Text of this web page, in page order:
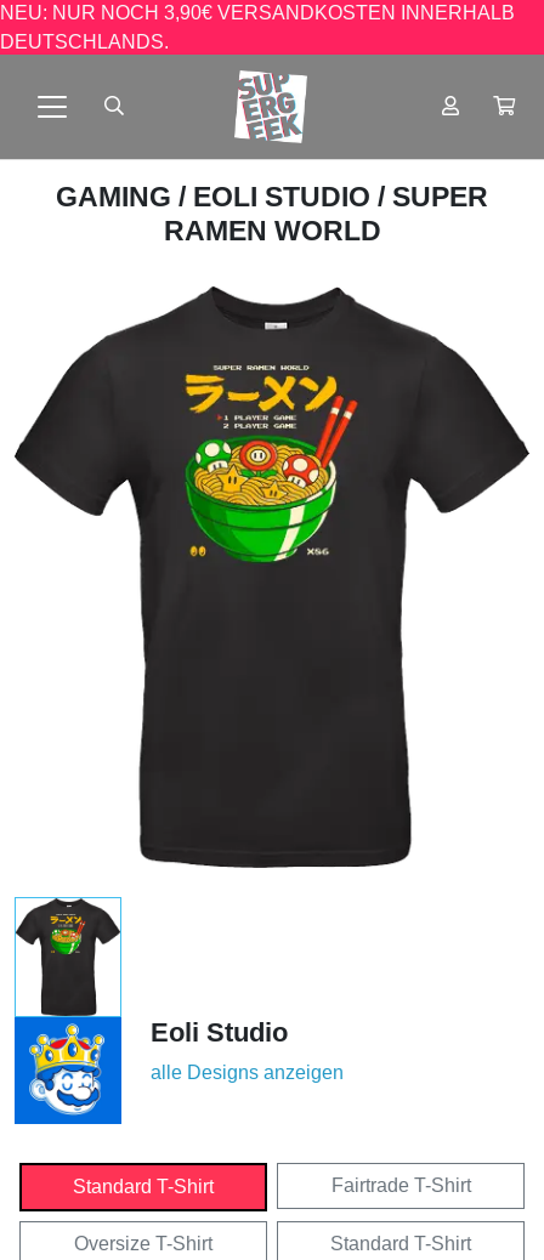
NEU: NUR NOCH 3,90€ VERSANDKOSTEN INNERHALB
DEUTSCHLANDS.
GAMING / EOLI STUDIO / SUPER
RAMEN WORLD
Eoli Studio
alle Designs anzeigen
Standard T-Shirt Fairtrade T-Shirt
Oversize T-Shirt
Standard T-Shirt